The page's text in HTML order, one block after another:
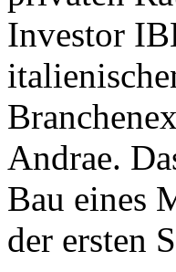
Investor
Andrae.
Bau eines
der ersten